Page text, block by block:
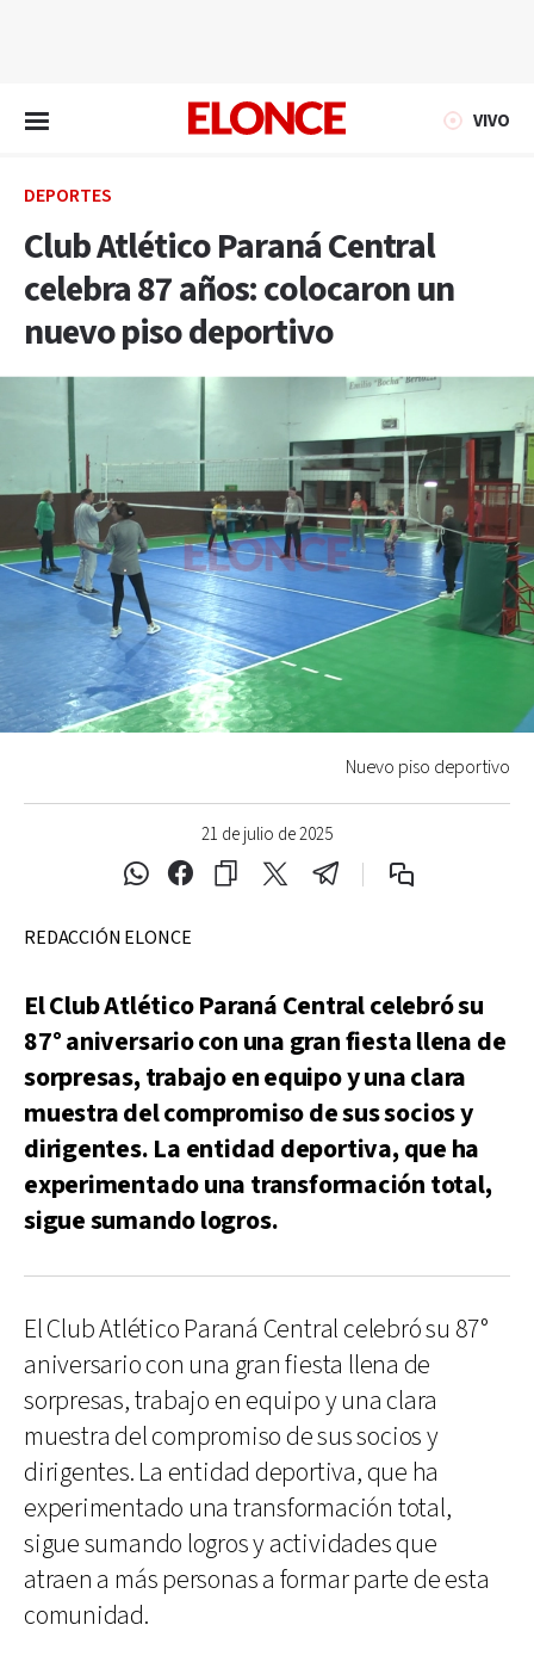
VIVO
DEPORTES
Club Atlético Paraná Central
celebra 87 años: colocaron un
nuevo piso deportivo
21 de julio de 2025
Nuevo piso deportivo
REDACCIÓN ELONCE
El Club Atlético Paraná Central celebró su
87° aniversario con una gran fiesta llena de
sorpresas, trabajo en equipo y una clara
muestra del compromiso de sus socios y
dirigentes. La entidad deportiva, que ha
experimentado una transformación total,
sigue sumando logros.
El Club Atlético Paraná Central celebró su 87°
aniversario con una gran fiesta llena de
sorpresas, trabajo en equipo y una clara
muestra del compromiso de sus socios y
dirigentes. La entidad deportiva, que ha
experimentado una transformación total,
sigue sumando logros y actividades que
atraen a más personas a formar parte de esta
comunidad.